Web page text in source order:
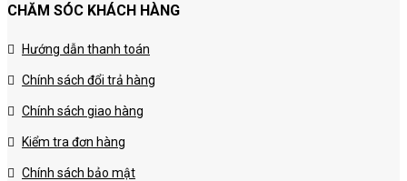
CHĂM SÓC KHÁCH HÀNG
Hướng dẫn thanh toán
Chính sách đổi trả hàng
Chính sách giao hàng
Kiểm tra đơn hàng
Chính sách bảo mật